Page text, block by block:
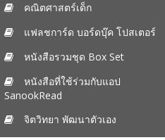
คณิตศาสตร์เด็ก
แฟลชการ์ด บอร์ดบุ๊ค โปสเตอร์
หนังสือรวมชุด Box Set
หนังสือที่ใช้ร่วมกับแอป
SanookRead
จิตวิทยา พัฒนาตัวเอง